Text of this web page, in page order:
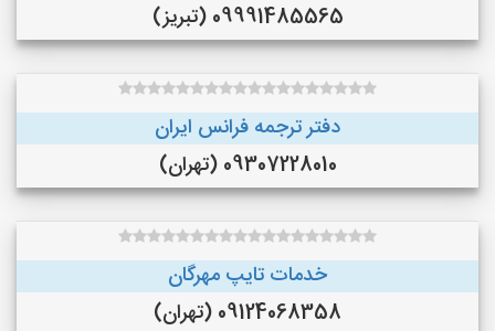
09991485565 (تبریز)
دفتر ترجمه فرانس ایران
09307228010 (تهران)
خدمات تایپ مهرگان
09124068358 (تهران)